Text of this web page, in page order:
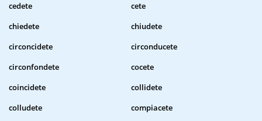
cedete
cete
chiedete
chiudete
circoncidete
circonducete
circonfondete
cocete
coincidete
collidete
colludete
compiacete